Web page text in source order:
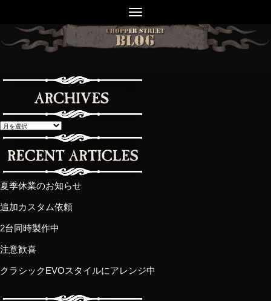
夏季休業のお知らせ
追加カスタム依頼
2台同時製作中
注意歓喜
クラシックEVOスタイルにアレンジ中